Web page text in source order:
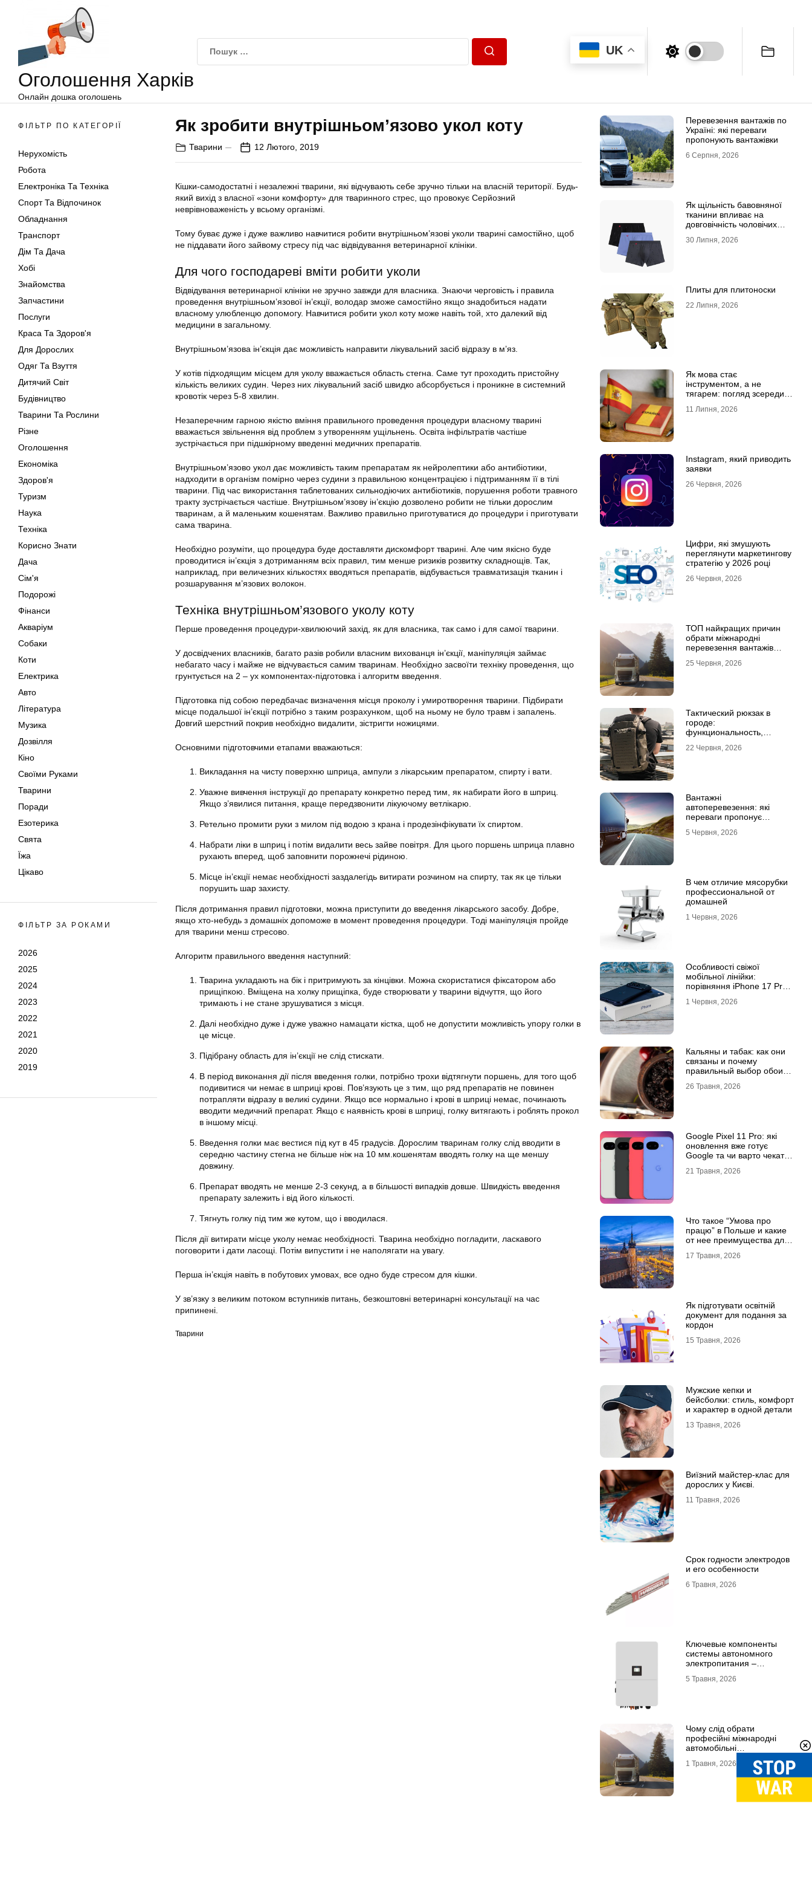
Оголошення Харків
Онлайн дошка оголошень
UK
ФІЛЬТР ПО КАТЕГОРІЇ
Нерухомість
Робота
Електроніка Та Техніка
Спорт Та Відпочинок
Обладнання
Транспорт
Дім Та Дача
Хобі
Знайомства
Запчастини
Послуги
Краса Та Здоров'я
Для Дорослих
Одяг Та Взуття
Дитячий Світ
Будівництво
Тварини Та Рослини
Різне
Оголошення
Економіка
Здоров'я
Туризм
Наука
Техніка
Корисно Знати
Дача
Сім'я
Подорожі
Фінанси
Акваріум
Собаки
Коти
Електрика
Авто
Література
Музика
Дозвілля
Кіно
Своїми Руками
Тварини
Поради
Езотерика
Свята
Їжа
Цікаво
ФІЛЬТР ЗА РОКАМИ
2026
2025
2024
2023
2022
2021
2020
2019
Як зробити внутрішньом’язово укол коту
Тварини 12 Лютого, 2019
Кішки-самодостатні і незалежні тварини, які відчувають себе зручно тільки на власній території. Будь-
який вихід з власної «зони комфорту» для тваринного стрес, що провокує Серйозний
неврівноваженість у всьому організмі.
Тому буває дуже і дуже важливо навчитися робити внутрішньом’язові уколи тварині самостійно, щоб
не піддавати його зайвому стресу під час відвідування ветеринарної клініки.
Для чого господареві вміти робити уколи
Відвідування ветеринарної клініки не зручно завжди для власника. Знаючи черговість і правила
проведення внутрішньом’язової ін’єкції, володар зможе самостійно якщо знадобиться надати
власному улюбленцю допомогу. Навчитися робити укол коту може навіть той, хто далекий від
медицини в загальному.
Внутрішньом’язова ін’єкція дає можливість направити лікувальний засіб відразу в м’яз.
У котів підходящим місцем для уколу вважається область стегна. Саме тут проходить пристойну
кількість великих судин. Через них лікувальний засіб швидко абсорбується і проникне в системний
кровотік через 5-8 хвилин.
Незаперечним гарною якістю вміння правильного проведення процедури власному тварині
вважається звільнення від проблем з утворенням ущільнень. Освіта інфільтратів частіше
зустрічається при підшкірному введенні медичних препаратів.
Внутрішньом’язово укол дає можливість таким препаратам як нейролептики або антибіотики,
надходити в організм помірно через судини з правильною концентрацією і підтриманням її в тілі
тварини. Під час використання таблетованих сильнодіючих антибіотиків, порушення роботи травного
тракту зустрічається частіше. Внутрішньом’язову ін’єкцію дозволено робити не тільки дорослим
тваринам, а й маленьким кошенятам. Важливо правильно приготуватися до процедури і приготувати
сама тварина.
Необхідно розуміти, що процедура буде доставляти дискомфорт тварині. Але чим якісно буде
проводитися ін’єкція з дотриманням всіх правил, тим менше ризиків розвитку складнощів. Так,
наприклад, при величезних кількостях вводяться препаратів, відбувається травматизація тканин і
розшарування м’язових волокон.
Техніка внутрішньом’язового уколу коту
Перше проведення процедури-хвилюючий захід, як для власника, так само і для самої тварини.
У досвідчених власників, багато разів робили власним вихованця ін’єкції, маніпуляція займає
небагато часу і майже не відчувається самим тваринам. Необхідно засвоїти техніку проведення, що
грунтується на 2 – ух компонентах-підготовка і алгоритм введення.
Підготовка під собою передбачає визначення місця проколу і умиротворення тварини. Підбирати
місце подальшої ін’єкції потрібно з таким розрахунком, щоб на ньому не було травм і запалень.
Довгий шерстний покрив необхідно видалити, зістригти ножицями.
Основними підготовчими етапами вважаються:
Викладання на чисту поверхню шприца, ампули з лікарським препаратом, спирту і вати.
Уважне вивчення інструкції до препарату конкретно перед тим, як набирати його в шприц.
Якщо з’явилися питання, краще передзвонити лікуючому ветлікарю.
Ретельно промити руки з милом під водою з крана і продезінфікувати їх спиртом.
Набрати ліки в шприц і потім видалити весь зайве повітря. Для цього поршень шприца плавно
рухають вперед, щоб заповнити порожнечі рідиною.
Місце ін’єкції немає необхідності заздалегідь витирати розчином на спирту, так як це тільки
порушить шар захисту.
Після дотримання правил підготовки, можна приступити до введення лікарського засобу. Добре,
якщо хто-небудь з домашніх допоможе в момент проведення процедури. Тоді маніпуляція пройде
для тварини менш стресово.
Алгоритм правильного введення наступний:
Тварина укладають на бік і притримують за кінцівки. Можна скористатися фіксатором або
прищіпкою. Вміщена на холку прищіпка, буде створювати у тварини відчуття, що його
тримають і не стане зрушуватися з місця.
Далі необхідно дуже і дуже уважно намацати кістка, щоб не допустити можливість упору голки в
це місце.
Підібрану область для ін’єкції не слід стискати.
В період виконання дії після введення голки, потрібно трохи відтягнути поршень, для того щоб
подивитися чи немає в шприці крові. Пов’язують це з тим, що ряд препаратів не повинен
потрапляти відразу в великі судини. Якщо все нормально і крові в шприці немає, починають
вводити медичний препарат. Якщо є наявність крові в шприці, голку витягають і роблять прокол
в іншому місці.
Введення голки має вестися під кут в 45 градусів. Дорослим тваринам голку слід вводити в
середню частину стегна не більше ніж на 10 мм.кошенятам вводять голку на ще меншу
довжину.
Препарат вводять не менше 2-3 секунд, а в більшості випадків довше. Швидкість введення
препарату залежить і від його кількості.
Тягнуть голку під тим же кутом, що і вводилася.
Після дії витирати місце уколу немає необхідності. Тварина необхідно погладити, ласкавого
поговорити і дати ласощі. Потім випустити і не наполягати на увагу.
Перша ін’єкція навіть в побутових умовах, все одно буде стресом для кішки.
У зв’язку з великим потоком вступників питань, безкоштовні ветеринарні консультації на час
припинені.
Тварини
Перевезення вантажів по
Україні: які переваги
пропонують вантажівки
6 Серпня, 2026
Як щільність бавовняної
тканини впливає на
довговічність чоловічих
30 Липня, 2026
Плиты для плитоноски
22 Липня, 2026
Як мова стає
інструментом, а не
тягарем: погляд зсередини
11 Липня, 2026
Instagram, який приводить
заявки
26 Червня, 2026
Цифри, які змушують
переглянути маркетингову
стратегію у 2026 році
26 Червня, 2026
ТОП найкращих причин
обрати міжнародні
перевезення вантажів
25 Червня, 2026
Тактический рюкзак в
городе:
функциональность,
глаза
22 Червня, 2026
Вантажні
автоперевезення: які
переваги пропонує
професіоналами
5 Червня, 2026
В чем отличие мясорубки
профессиональной от
домашней
1 Червня, 2026
Особливості свіжої
мобільної лінійки:
порівняння iPhone 17 Pro
1 Червня, 2026
Кальяны и табак: как они
связаны и почему
правильный выбор обоих
26 Травня, 2026
Google Pixel 11 Pro: які
оновлення вже готує
Google та чи варто чекати
21 Травня, 2026
Что такое “Умова про
працю” в Польше и какие
от нее преимущества для
17 Травня, 2026
Як підготувати освітній
документ для подання за
кордон
15 Травня, 2026
Мужские кепки и
бейсболки: стиль, комфорт
и характер в одной детали
13 Травня, 2026
Виїзний майстер-клас для
дорослих у Києві.
11 Травня, 2026
Срок годности электродов
и его особенности
6 Травня, 2026
Ключевые компоненты
системы автономного
электропитания –
DEYE
5 Травня, 2026
Чому слід обрати
професійні міжнародні
автомобільні
1 Травня, 2026